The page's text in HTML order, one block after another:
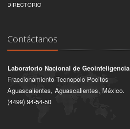
DIRECTORIO
Contáctanos
Laboratorio Nacional de Geointeligencia
Fraccionamiento Tecnopolo Pocitos
Aguascalientes, Aguascalientes, México.
(4499) 94-54-50